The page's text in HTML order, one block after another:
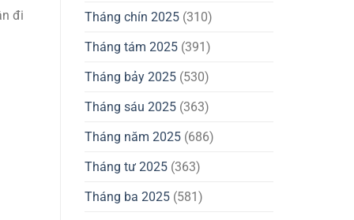
đi
Tháng chín 2025 (310)
Tháng tám 2025 (391)
Tháng bảy 2025 (530)
Tháng sáu 2025 (363)
Tháng năm 2025 (686)
Tháng tư 2025 (363)
Tháng ba 2025 (581)